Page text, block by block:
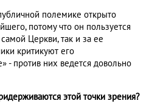
полемике открыто
потому что он пользуется
Церкви, так и за ее
критикуют его
- против них ведется довольно
этой точки зрения?